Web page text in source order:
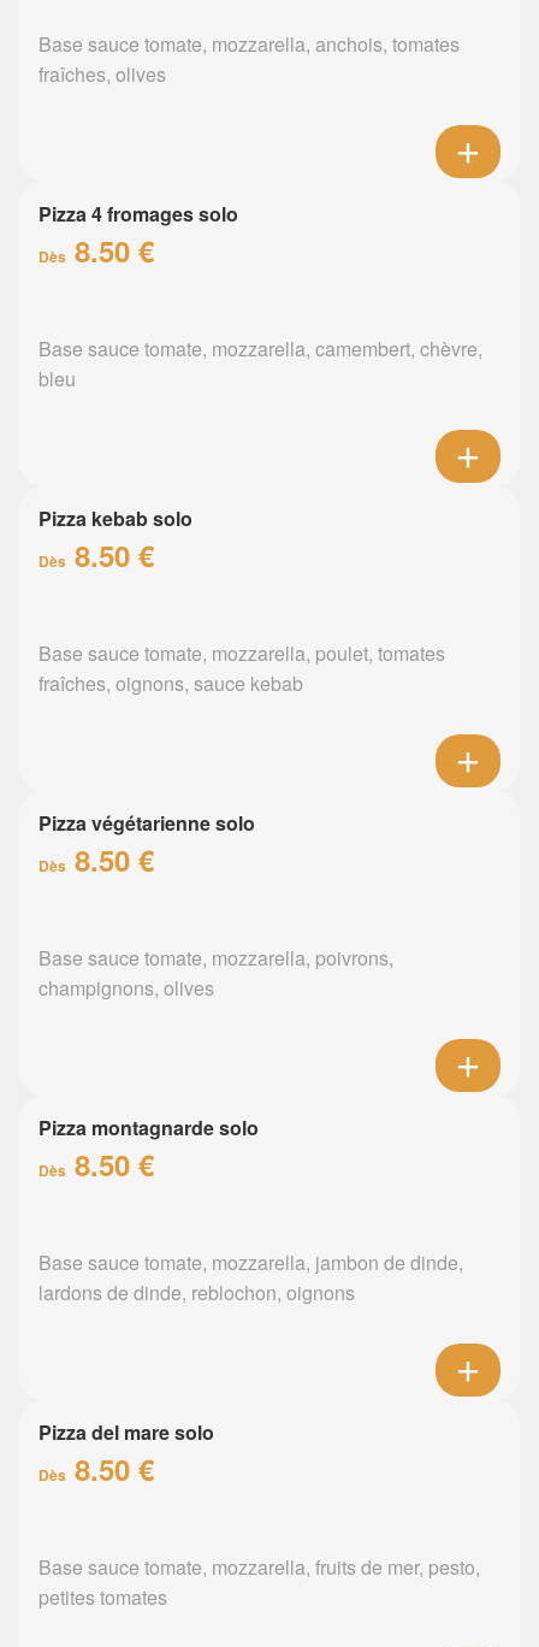
Base sauce tomate, mozzarella, anchois, tomates
fraîches, olives
Pizza 4 fromages solo
Dès 8.50 €
Base sauce tomate, mozzarella, camembert, chèvre,
bleu
Pizza kebab solo
Dès 8.50 €
Base sauce tomate, mozzarella, poulet, tomates
fraîches, oignons, sauce kebab
Pizza végétarienne solo
Dès 8.50 €
Base sauce tomate, mozzarella, poivrons,
champignons, olives
Pizza montagnarde solo
Dès 8.50 €
Base sauce tomate, mozzarella, jambon de dinde,
lardons de dinde, reblochon, oignons
Pizza del mare solo
Dès 8.50 €
Base sauce tomate, mozzarella, fruits de mer, pesto,
petites tomates